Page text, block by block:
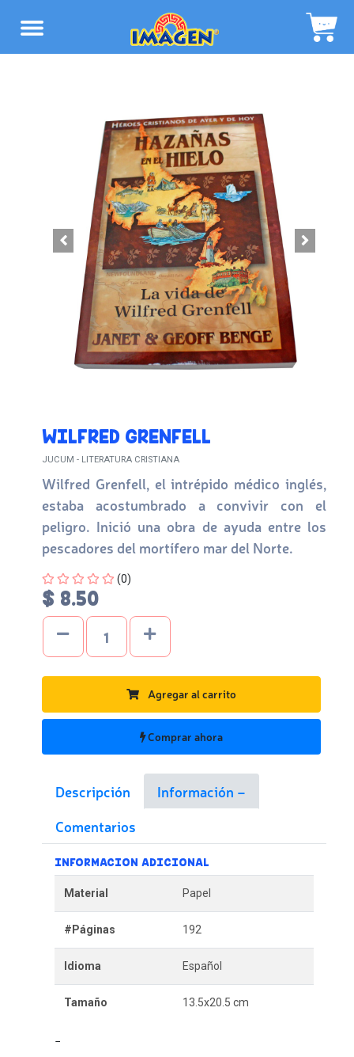
WILFRED GRENFELL
JUCUM - LITERATURA CRISTIANA
Wilfred Grenfell, el intrépido médico inglés,
estaba acostumbrado a convivir con el
peligro. Inició una obra de ayuda entre los
pescadores del mortífero mar del Norte.
Four out of Five Stars
(0)
$ 8.50
Agregar al carrito
Comprar ahora
Descripción
Información
Comentarios
INFORMACION ADICIONAL
Material Papel
#Páginas 192
Idioma Español
Tamaño 13.5x20.5 cm